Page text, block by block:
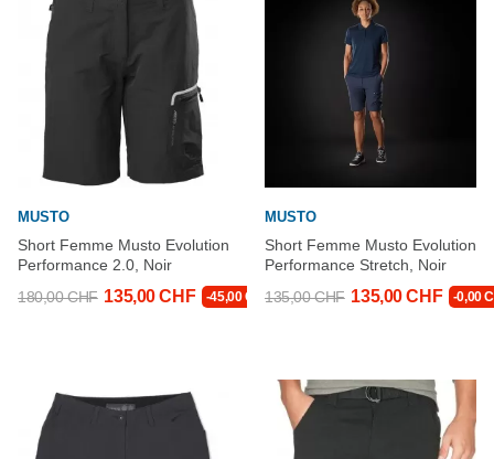
MUSTO
Short Femme Musto Evolution
Performance 2.0, Noir
180,00 CHF 135,00 CHF -45,00 CHF
MUSTO
Short Femme Musto Evolution
Performance Stretch, Noir
135,00 CHF 135,00 CHF -0,00